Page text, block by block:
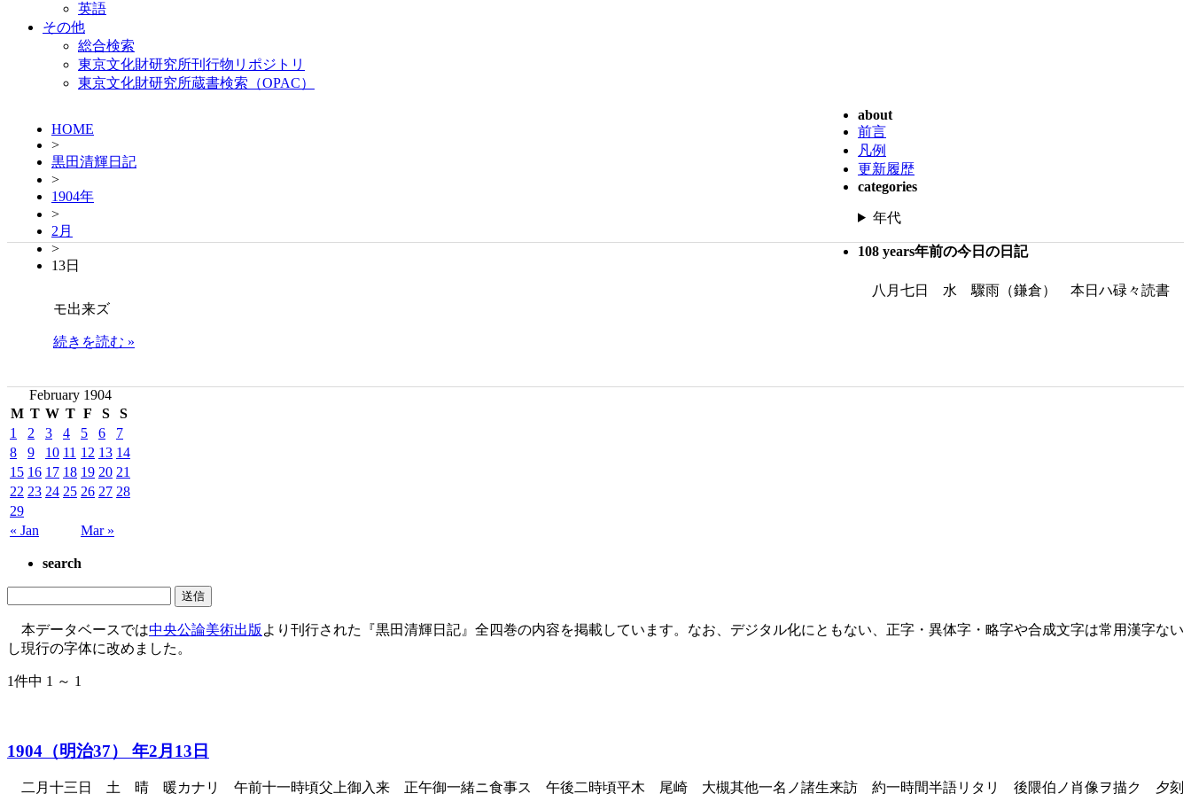
英語
その他
総合検索
東京文化財研究所刊行物リポジトリ
東京文化財研究所蔵書検索（OPAC）
HOME
>
黒田清輝日記
>
1904年
>
2月
>
13日
about
前言
凡例
更新履歴
categories
年代
108 years年前の今日の日記
八月七日 水 驟雨（鎌倉） 本日ハ碌々読書
モ出来ズ
続きを読む »
February 1904
M T W T F S S
« Jan Mar »
1 2 3 4 5 6
7
8
9 10 11 12 13 14
15 16 17 18 19 20 21
22 23 24 25 26 27 28
29
search
本データベースでは中央公論美術出版 より刊行された『黒田清輝日記』全四巻の内容を掲載しています。なお、デジタル化にともない、正字・異体字・略字や合成文字は常用漢字ない
し現行の字体に改めました。
1件中 1 ～ 1
1904（明治37） 年2月13日
二月十三日 土 晴 暖カナリ 午前十一時頃父上御入来 正午御一緒ニ食事ス 午後二時頃平木 尾崎 大槻其他一名ノ諸生来訪 約一時間半語リタリ 後隈伯ノ肖像ヲ描ク 夕刻